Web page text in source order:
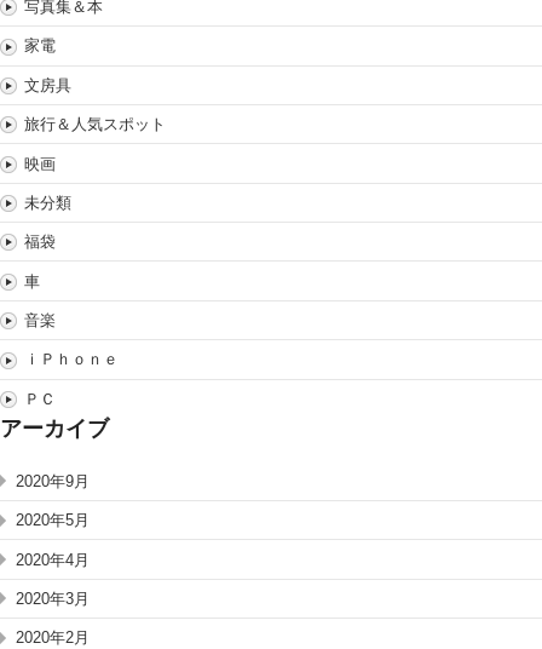
写真集＆本
家電
文房具
旅行＆人気スポット
映画
未分類
福袋
車
音楽
ｉＰｈｏｎｅ
ＰＣ
アーカイブ
2020年9月
2020年5月
2020年4月
2020年3月
2020年2月